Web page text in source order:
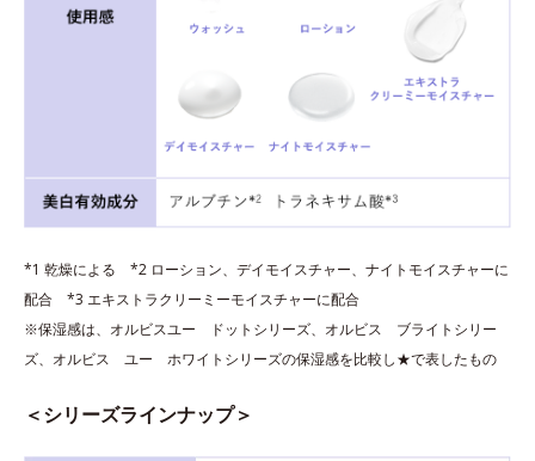
*1 乾燥による *2 ローション、デイモイスチャー、ナイトモイスチャーに
配合 *3 エキストラクリーミーモイスチャーに配合
※保湿感は、オルビスユー ドットシリーズ、オルビス ブライトシリー
ズ、オルビス ユー ホワイトシリーズの保湿感を比較し★で表したもの
＜シリーズラインナップ＞